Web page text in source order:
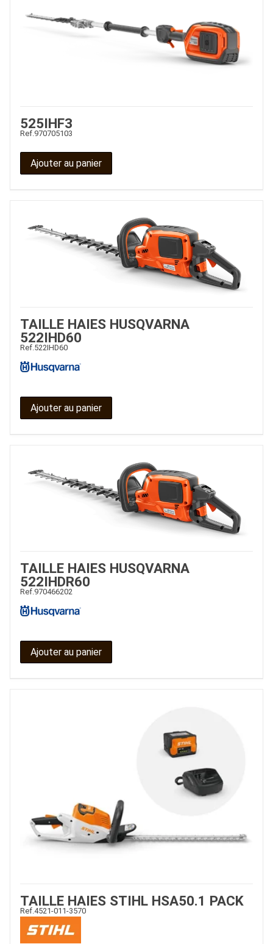
525IHF3
Ref.970705103
Ajouter au panier
TAILLE HAIES HUSQVARNA
522IHD60
Ref. 522IHD60
Ajouter au panier
TAILLE HAIES HUSQVARNA
522IHDR60
Ref. 970466202
Ajouter au panier
TAILLE HAIES STIHL HSA50.1 PACK
Ref. 4521-011-3570